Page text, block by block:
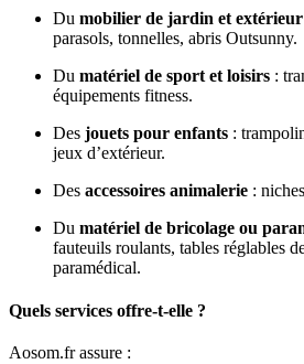
Du mobilier de jardin et extérieur
parasols, tonnelles, abris Outsunny.
Du matériel de sport et loisirs :
équipements fitness.
Des jouets pour enfants :
jeux d’extérieur.
Des accessoires animalerie :
Du matériel de bricolage ou
fauteuils roulants, tables réglables
paramédical.
Quels services offre‑t‑elle ?
Aosom.fr assure :